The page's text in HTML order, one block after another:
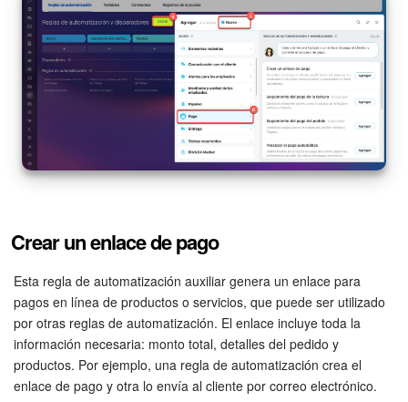
Firma electrónica
Firma electrónica para RR. HH.
Automatización
Gestión del inventario
Telefonía
Widget del empleado
Configuraciones de la cuenta
Crear un enlace de pago
Esta regla de automatización auxiliar genera un enlace para
pagos en línea de productos o servicios, que puede ser utilizado
por otras reglas de automatización. El enlace incluye toda la
información necesaria: monto total, detalles del pedido y
productos. Por ejemplo, una regla de automatización crea el
enlace de pago y otra lo envía al cliente por correo electrónico.